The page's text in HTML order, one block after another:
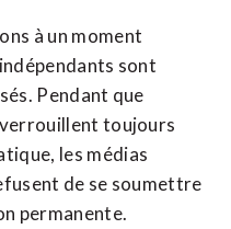
à un moment
sont
Pendant que
toujours
les médias
de se soumettre
permanente.